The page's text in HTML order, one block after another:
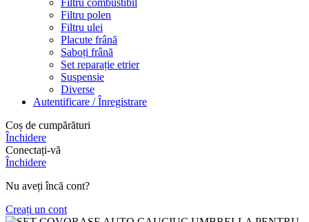
Filtru combustibil
Filtru polen
Filtru ulei
Placute frână
Saboți frână
Set reparație etrier
Suspensie
Diverse
Autentificare / Înregistrare
Coș de cumpărături
Închidere
Conectați-vă
Închidere
Nu aveți încă cont?
Creați un cont